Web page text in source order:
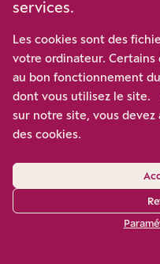
méthodologies
d’un travail de plus
certains indices
Cela doit être
de constater que
au niveau
toujours l’écho
On observe
LA GRANDE CONVERSATION
services.
Les cookies sont des
votre ordinateur. Certains
au bon fonctionnement
dont vous utilisez le site.
sur notre site, vous
des cookies.